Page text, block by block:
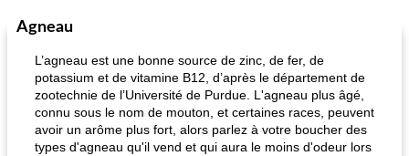
Agneau
L’agneau est une bonne source de zinc, de fer, de
potassium et de vitamine B12, d’après le département de
zootechnie de l’Université de Purdue. L'agneau plus âgé,
connu sous le nom de mouton, et certaines races, peuvent
avoir un arôme plus fort, alors parlez à votre boucher des
types d'agneau qu'il vend et qui aura le moins d'odeur lors